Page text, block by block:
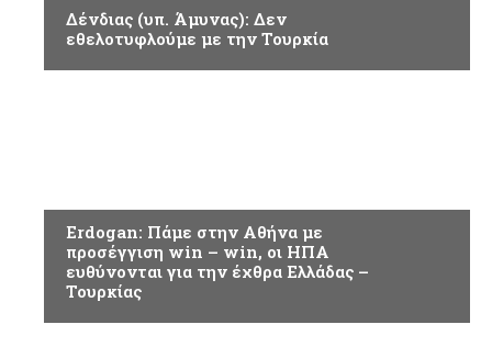
Δένδιας (υπ. Άμυνας): Δεν
εθελοτυφλούμε με την Τουρκία
Erdogan: Πάμε στην Αθήνα με
προσέγγιση win – win, οι ΗΠΑ
ευθύνονται για την έχθρα Ελλάδας –
Τουρκίας